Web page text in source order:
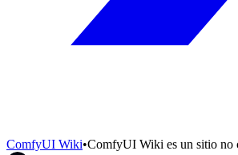
ComfyUI Wiki•ComfyUI Wiki es un sitio no